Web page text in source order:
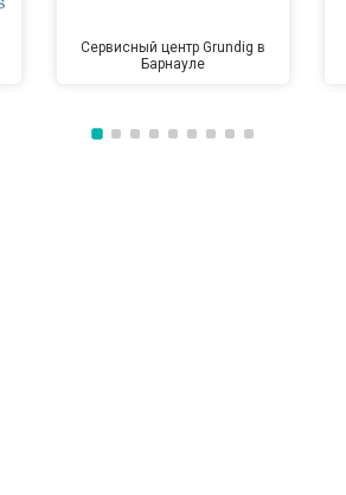
Сервисный центр Grundig в
Барнауле